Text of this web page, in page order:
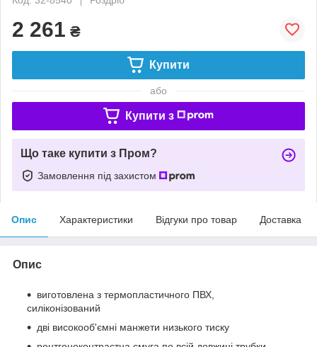
2 261 ₴
Купити
або
Купити з
Що таке купити з Пром?
Замовлення під захистом
Опис Характеристики Відгуки про товар Доставка
Опис
виготовлена з термопластичного ПВХ,
силіконізований
дві високооб'ємні манжети низького тиску